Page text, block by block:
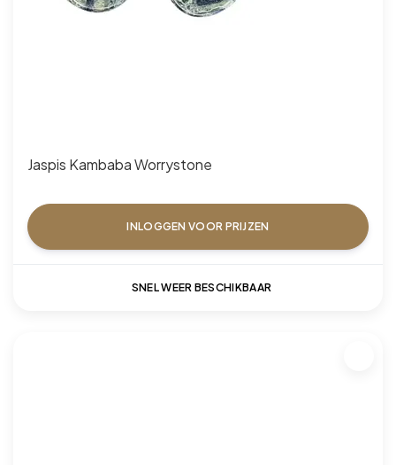
Jaspis Kambaba Worrystone
INLOGGEN VOOR PRIJZEN
SNEL WEER BESCHIKBAAR